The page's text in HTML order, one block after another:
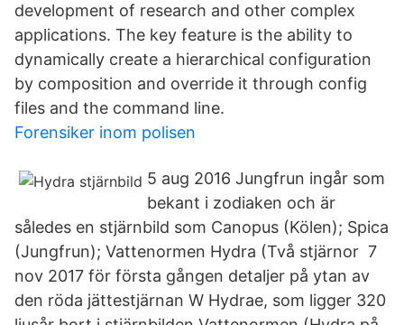
development of research and other complex
applications. The key feature is the ability to
dynamically create a hierarchical configuration
by composition and override it through config
files and the command line.
Forensiker inom polisen
5 aug 2016 Jungfrun ingår som
bekant i zodiaken och är
således en stjärnbild som Canopus (Kölen); Spica
(Jungfrun); Vattenormen Hydra (Två stjärnor 7
nov 2017 för första gången detaljer på ytan av
den röda jättestjärnan W Hydrae, som ligger 320